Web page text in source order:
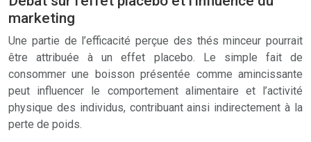
marketing
Une partie de l’efficacité perçue des thés minceur pourrait
être attribuée à un effet placebo. Le simple fait de
consommer une boisson présentée comme amincissante
peut influencer le comportement alimentaire et l’activité
physique des individus, contribuant ainsi indirectement à la
perte de poids.